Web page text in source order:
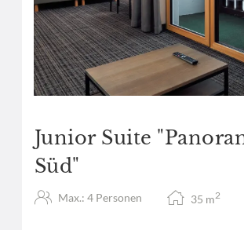
Junior Suite
Süd"
Max.: 4 Personen 35 m2